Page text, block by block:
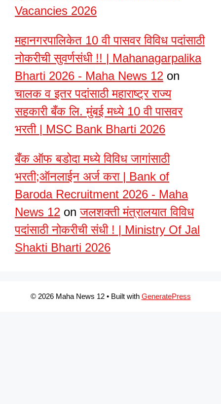
Vacancies 2026
महानगरपालिकेत 10 वी पासवर विविध पदांसाठी
नोकरीची सुवर्णसंधी !! | Mahanagarpalika
Bharti 2026 - Maha News 12 on
चालक व इतर पदांसाठी महाराष्ट्र राज्य
सहकारी बँक लि. मुंबई मध्ये 10 वी पासवर
भरती | MSC Bank Bharti 2026
बँक ऑफ बडोदा मध्ये विविध जागांसाठी
भरती;ऑनलाईन अर्ज करा | Bank of
Baroda Recruitment 2026 - Maha
News 12 onजलशक्ती मंत्रालयात विविध
पदांसाठी नोकरीची संधी ! | Ministry Of Jal
Shakti Bharti 2026
© 2026 Maha News 12• Built with GeneratePress